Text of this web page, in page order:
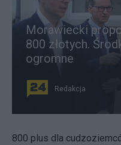
Morawiecki
800 złotych.
ogromne
Redakcja
800 plus dla